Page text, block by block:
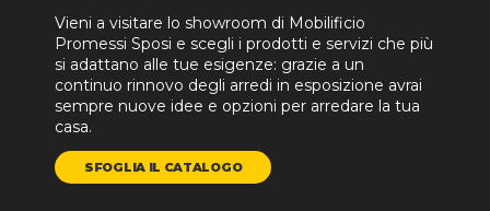
Vieni a visitare lo showroom di Mobilificio
Promessi Sposi e scegli i prodotti e servizi che più
si adattano alle tue esigenze: grazie a un
continuo rinnovo degli arredi in esposizione avrai
sempre nuove idee e opzioni per arredare la tua
casa.
SFOGLIA IL CATALOGO